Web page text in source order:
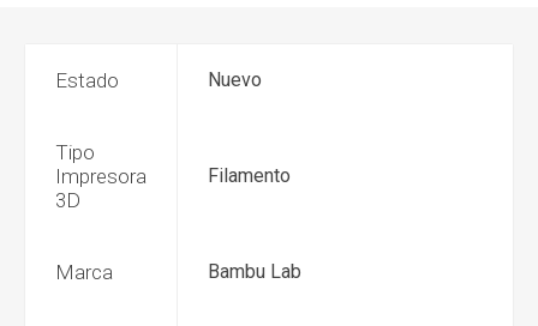
Estado Nuevo
Tipo
Impresora
3D
Filamento
Marca Bambu Lab